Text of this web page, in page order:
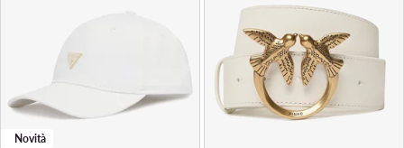
Novità